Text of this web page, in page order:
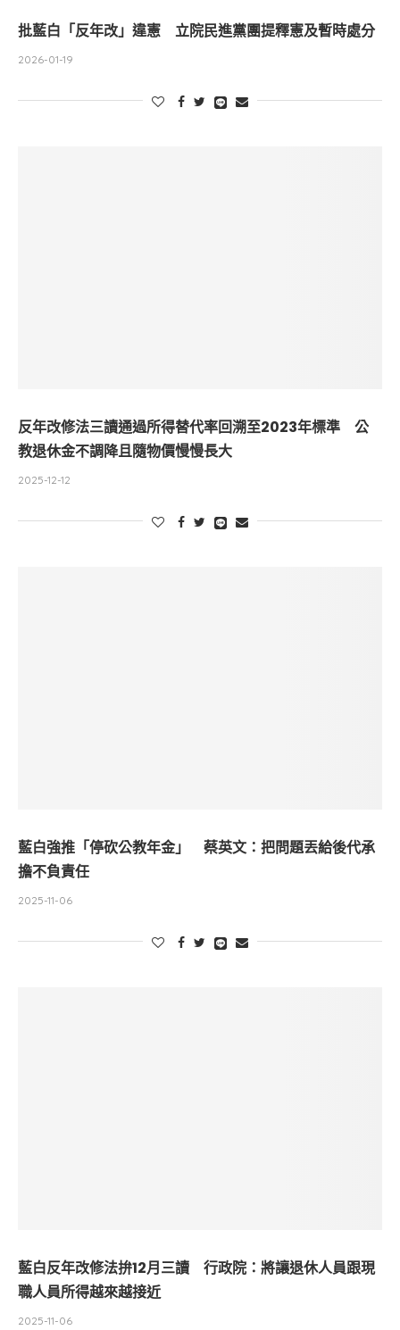
批藍白「反年改」違憲 立院民進黨團提釋憲及暫時處分
2026-01-19
反年改修法三讀通過所得替代率回溯至2023年標準 公
教退休金不調降且隨物價慢慢長大
2025-12-12
藍白強推「停砍公教年金」 蔡英文：把問題丟給後代承
擔不負責任
2025-11-06
藍白反年改修法拚12月三讀 行政院：將讓退休人員跟現
職人員所得越來越接近
2025-11-06